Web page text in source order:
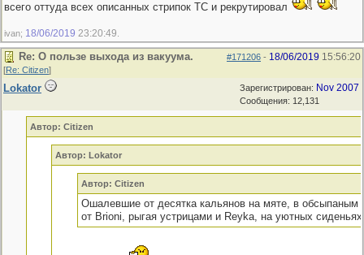
всего оттуда всех описанных стрипок ТС и рекрутировал
ivan; 18/06/2019 23:20:49
#171206 - 18/06/2019 15:56:20
Re: О пользе выхода из вакуума.
[Re: Citizen]
Зарегистрирован: Nov 2007
Сообщения: 12,131
Lokator
Автор: Citizen
Автор: Lokator
Автор: Citizen
Ошалевшие от десятка кальянов на мяте, в
от Brioni, рыгая устрицами и Reyka, на уютных